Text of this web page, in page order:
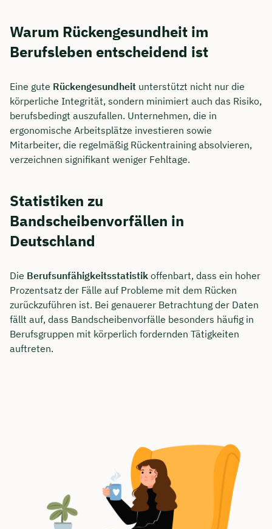
Warum Rückengesundheit im
Berufsleben entscheidend ist
Eine gute Rückengesundheit unterstützt nicht nur die
körperliche Integrität, sondern minimiert auch das Risiko,
berufsbedingt auszufallen. Unternehmen, die in
ergonomische Arbeitsplätze investieren sowie
Mitarbeiter, die regelmäßig Rückentraining absolvieren,
verzeichnen signifikant weniger Fehltage.
Statistiken zu
Bandscheibenvorfällen in
Deutschland
Die Berufsunfähigkeitsstatistik offenbart, dass ein hoher
Prozentsatz der Fälle auf Probleme mit dem Rücken
zurückzuführen ist. Bei genauerer Betrachtung der Daten
fällt auf, dass Bandscheibenvorfälle besonders häufig in
Berufsgruppen mit körperlich fordernden Tätigkeiten
auftreten.